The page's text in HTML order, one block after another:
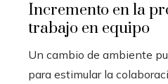
Incremento en la
trabajo en equipo
Un cambio de ambiente
para estimular la